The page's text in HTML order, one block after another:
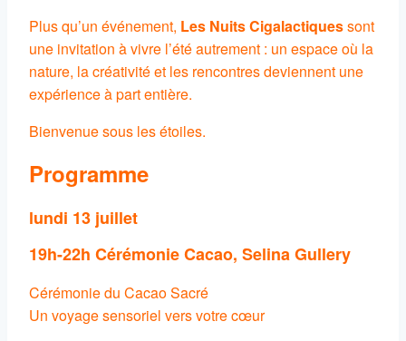
Plus qu’un événement, Les Nuits Cigalactiquessont
une invitation à vivre l’été autrement : un espace où la
nature, la créativité et les rencontres deviennent une
expérience à part entière.
Bienvenue sous les étoiles.
Programme
lundi 13 juillet
19h-22h Cérémonie Cacao, Selina Gullery
Cérémonie du Cacao Sacré
Un voyage sensoriel vers votre cœur